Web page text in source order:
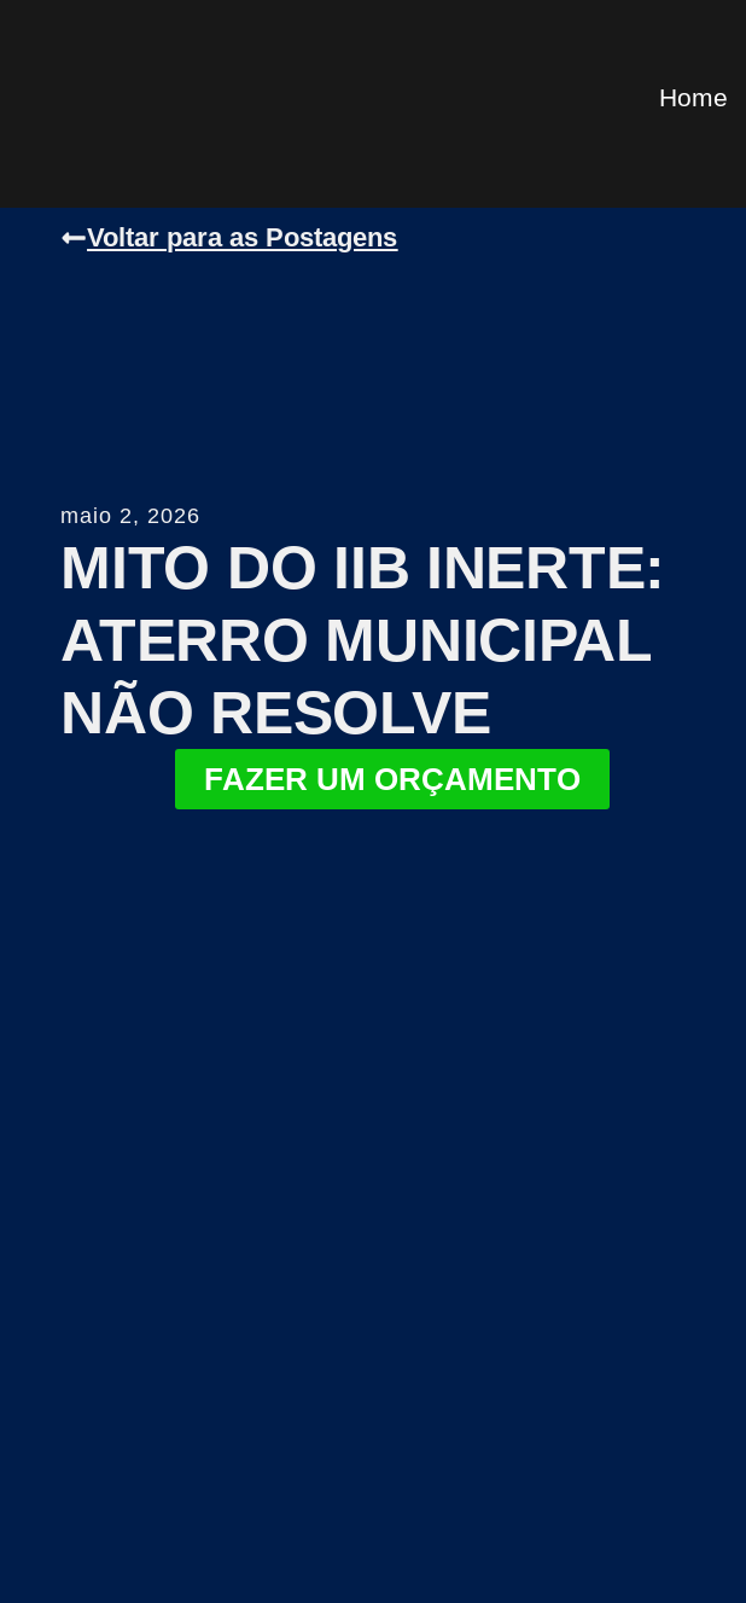
Home
Voltar para as Postagens
maio 2, 2026
MITO DO IIB INERTE:
ATERRO MUNICIPAL
NÃO RESOLVE
FAZER UM ORÇAMENTO